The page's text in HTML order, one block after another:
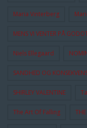
Maria Vinterberg
MENS VI VENTER PÅ
Niels Ellegaard
SANDHED OG
SHIRLEY VALENTINE
The Art Of Falling